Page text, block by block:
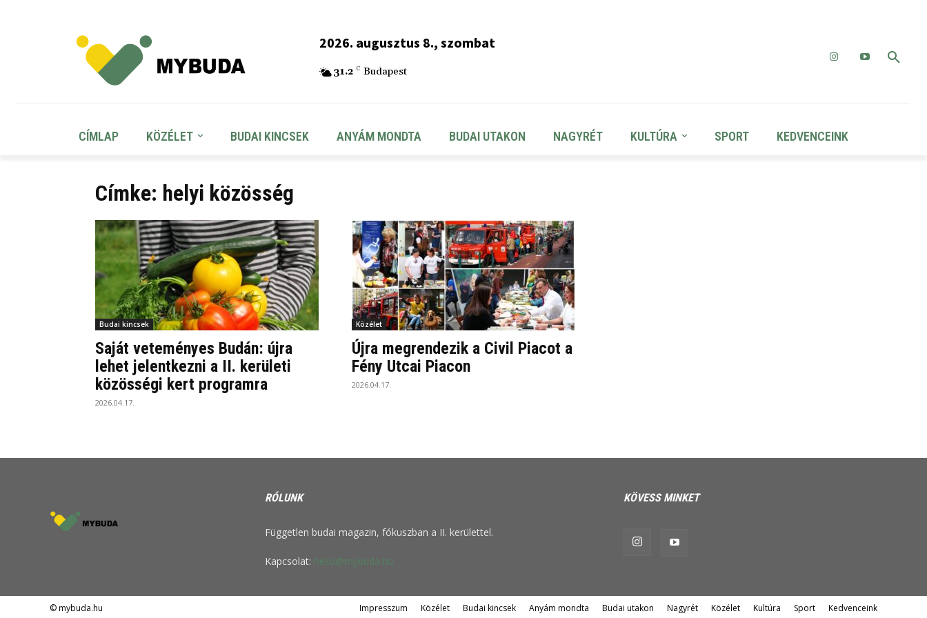
2026. augusztus 8., szombat
31.2 C Budapest
CÍMLAP KÖZÉLET BUDAI KINCSEK ANYÁM MONDTA BUDAI UTAKON NAGYRÉT KULTÚRA SPORT KEDVENCEINK
Címke: helyi közösség
Budai kincsek
Saját veteményes Budán: újra
lehet jelentkezni a II. kerületi
közösségi kert programra
2026.04.17.
Közélet
Újra megrendezik a Civil Piacot a
Fény Utcai Piacon
2026.04.17.
RÓLUNK
Független budai magazin, fókuszban a II. kerülettel.
Kapcsolat: hello@mybuda.hu
KÖVESS MINKET
Impresszum Közélet Budai kincsek Anyám mondta Budai utakon Nagyrét Közélet Kultúra Sport Kedvenceink
© mybuda.hu